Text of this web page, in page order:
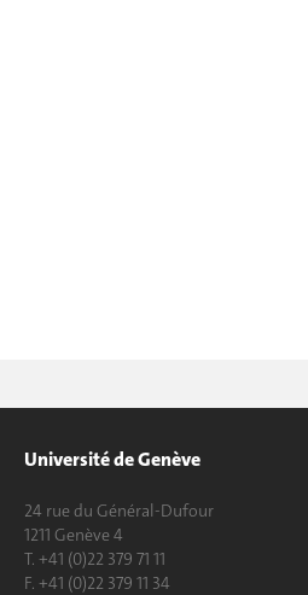
Université de Genève
24 rue du Général-Dufour
1211 Genève 4
T. +41 (0)22 379 71 11
F. +41 (0)22 379 11 34